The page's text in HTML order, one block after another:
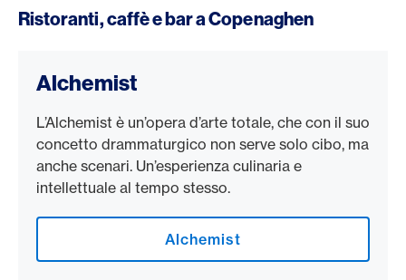
Ristoranti, caffè e bar a Copenaghen
Alchemist
L’Alchemist è un’opera d’arte totale, che con il suo
concetto drammaturgico non serve solo cibo, ma
anche scenari. Un’esperienza culinaria e
intellettuale al tempo stesso.
Alchemist